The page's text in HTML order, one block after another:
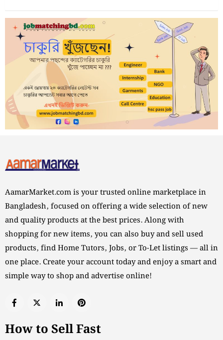
AamarMarket.com is your trusted online marketplace in
Bangladesh, focused on offering a wide selection of new
and quality products at the best prices. Along with
shopping for new items, you can also buy and sell used
products, find Home Tutors, Jobs, or To-Let listings — all in
one place. Create your account today and enjoy a smart and
simple way to shop and advertise online!
How to Sell Fast